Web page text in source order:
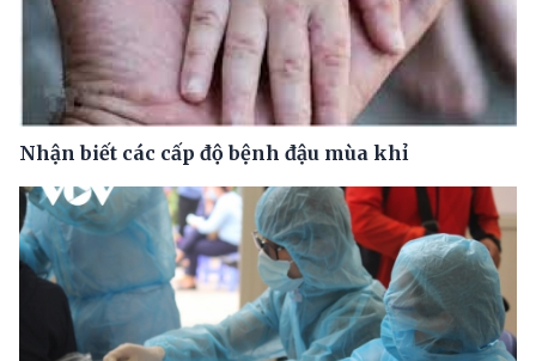
Nhận biết các cấp độ bệnh đậu mùa khỉ